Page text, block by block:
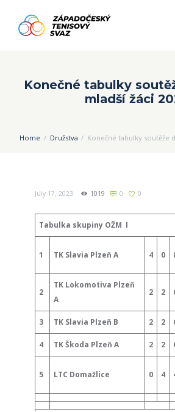
Konečné tabulky
mladší žáci
Home Družstva Konečné tabulky soutěže
July 17, 2023 1019 0 0
Tabulka skupiny OŽM I
1 TK Slavia Plzeň A 4 0
2
TK Lokomotiva Plzeň
A
2 2
3 TK Slavia Plzeň B 2 2
4 TK Škoda Plzeň A 2 2
5 LTC Domažlice 0 4